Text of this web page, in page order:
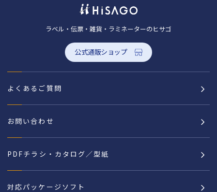
ラベル・伝票・雑貨・ラミネーターのヒサゴ
公式通販ショップ
よくあるご質問
お問い合わせ
PDFチラシ・カタログ／型紙
対応パッケージソフト